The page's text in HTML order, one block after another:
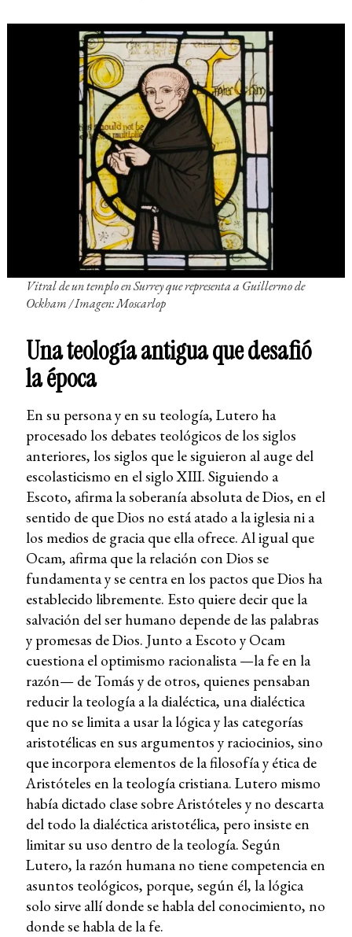
Vitral de un templo en Surrey que representa a Guillermo de
Ockham / Imagen: Moscarlop
Una teología antigua que desafió
la época
En su persona y en su teología, Lutero ha
procesado los debates teológicos de los siglos
anteriores, los siglos que le siguieron al auge del
escolasticismo en el siglo XIII. Siguiendo a
Escoto, afirma la soberanía absoluta de Dios, en el
sentido de que Dios no está atado a la iglesia ni a
los medios de gracia que ella ofrece. Al igual que
Ocam, afirma que la relación con Dios se
fundamenta y se centra en los pactos que Dios ha
establecido libremente. Esto quiere decir que la
salvación del ser humano depende de las palabras
y promesas de Dios. Junto a Escoto y Ocam
cuestiona el optimismo racionalista —la fe en la
razón— de Tomás y de otros, quienes pensaban
reducir la teología a la dialéctica, una dialéctica
que no se limita a usar la lógica y las categorías
aristotélicas en sus argumentos y raciocinios, sino
que incorpora elementos de la filosofía y ética de
Aristóteles en la teología cristiana. Lutero mismo
había dictado clase sobre Aristóteles y no descarta
del todo la dialéctica aristotélica, pero insiste en
limitar su uso dentro de la teología. Según
Lutero, la razón humana no tiene competencia en
asuntos teológicos, porque, según él, la lógica
solo sirve allí donde se habla del conocimiento, no
donde se habla de la fe.